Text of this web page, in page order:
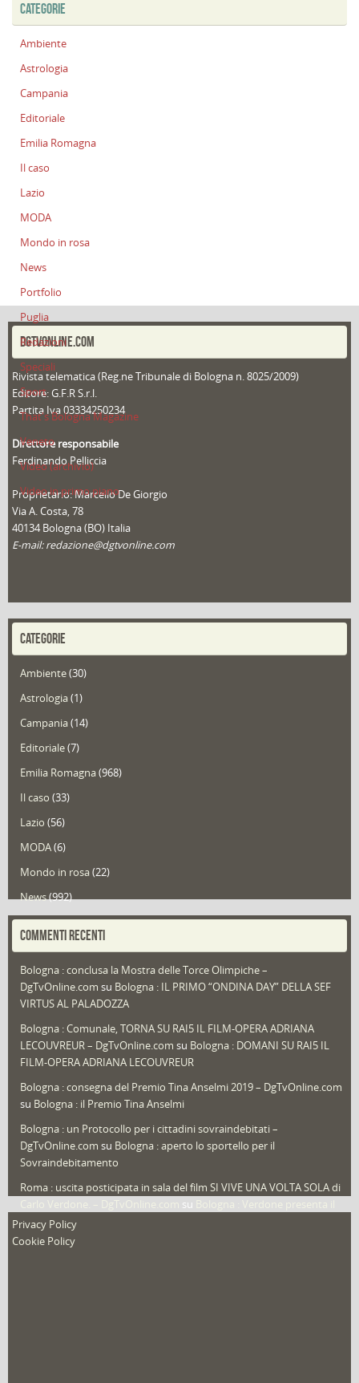
CATEGORIE
Ambiente
Astrologia
Campania
Editoriale
Emilia Romagna
Il caso
Lazio
MODA
Mondo in rosa
News
Portfolio
Puglia
Redazioni
Speciali
Sport
That's Bologna Magazine
Veneto
Video (archivio)
Video in primo piano
DGTVONLINE.COM
Rivista telematica (Reg.ne Tribunale di Bologna n. 8025/2009)
Editore: G.F.R S.r.l.
Partita Iva 03334250234
Direttore responsabile
Ferdinando Pelliccia
Proprietario: Marcello De Giorgio
Via A. Costa, 78
40134 Bologna (BO) Italia
E-mail: redazione@dgtvonline.com
CATEGORIE
Ambiente(30)
Astrologia(1)
Campania(14)
Editoriale(7)
Emilia Romagna(968)
Il caso (33)
Lazio (56)
MODA(6)
Mondo in rosa(22)
News(992)
Portfolio(1)
Redazioni(1.049)
Speciali (22)
Sport
That's Bologna Magazine(25)
Video (archivio) (263)
COMMENTI RECENTI
Bologna : conclusa la Mostra delle Torce Olimpiche –
DgTvOnline.com su Bologna : IL PRIMO “ONDINA DAY” DELLA SEF
VIRTUS AL PALADOZZA
Bologna : Comunale, TORNA SU RAI5 IL FILM-OPERA ADRIANA
LECOUVREUR – DgTvOnline.com su Bologna : DOMANI SU RAI5 IL
FILM-OPERA ADRIANA LECOUVREUR
Bologna : consegna del Premio Tina Anselmi 2019 – DgTvOnline.com
su Bologna : il Premio Tina Anselmi
Bologna : un Protocollo per i cittadini sovraindebitati –
DgTvOnline.com su Bologna : aperto lo sportello per il
Sovraindebitamento
Roma : uscita posticipata in sala del film SI VIVE UNA VOLTA SOLA di
su
nuovo film
Privacy Policy
Cookie Policy